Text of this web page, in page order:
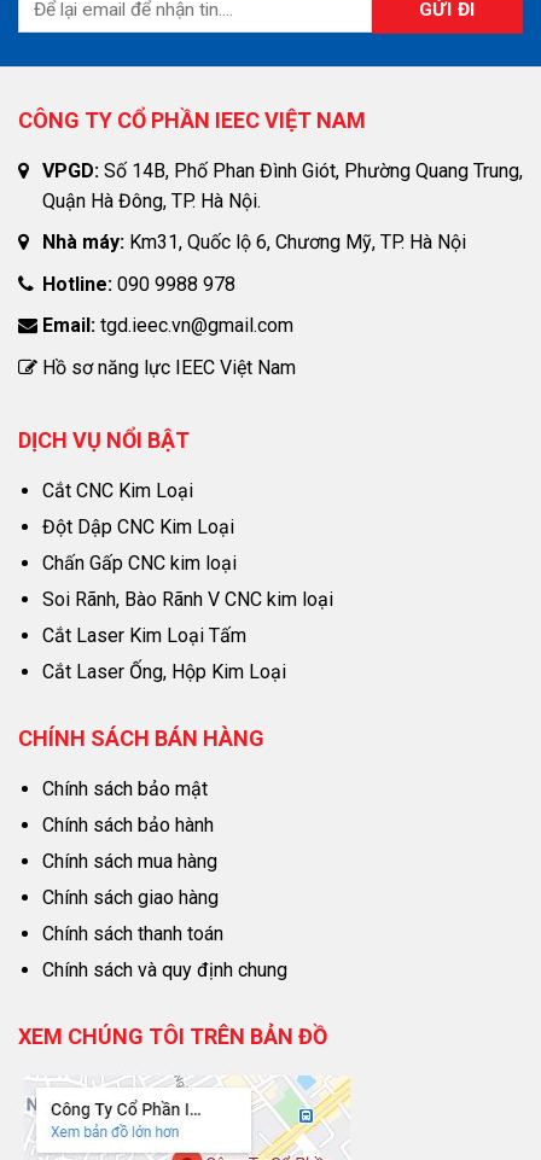
CÔNG TY CỔ PHẦN IEEC VIỆT NAM
VPGD: Số 14B, Phố Phan Đình Giót, Phường Quang Trung,
Quận Hà Đông, TP. Hà Nội.
Nhà máy: Km31, Quốc lộ 6, Chương Mỹ, TP. Hà Nội
Hotline: 090 9988 978
Email: tgd.ieec.vn@gmail.com
Hồ sơ năng lực IEEC Việt Nam
DỊCH VỤ NỔI BẬT
Cắt CNC Kim Loại
Đột Dập CNC Kim Loại
Chấn Gấp CNC kim loại
Soi Rãnh, Bào Rãnh V CNC kim loại
Cắt Laser Kim Loại Tấm
Cắt Laser Ống, Hộp Kim Loại
CHÍNH SÁCH BÁN HÀNG
Chính sách bảo mật
Chính sách bảo hành
Chính sách mua hàng
Chính sách giao hàng
Chính sách thanh toán
Chính sách và quy định chung
XEM CHÚNG TÔI TRÊN BẢN ĐỒ